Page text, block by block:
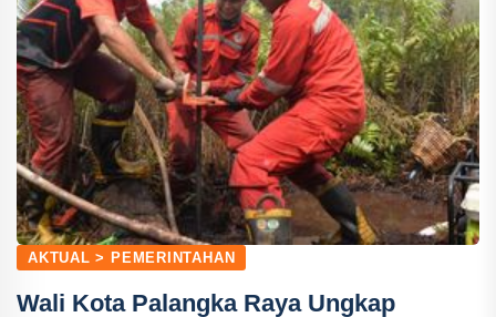
AKTUAL > PEMERINTAHAN
Wali Kota Palangka Raya Ungkap